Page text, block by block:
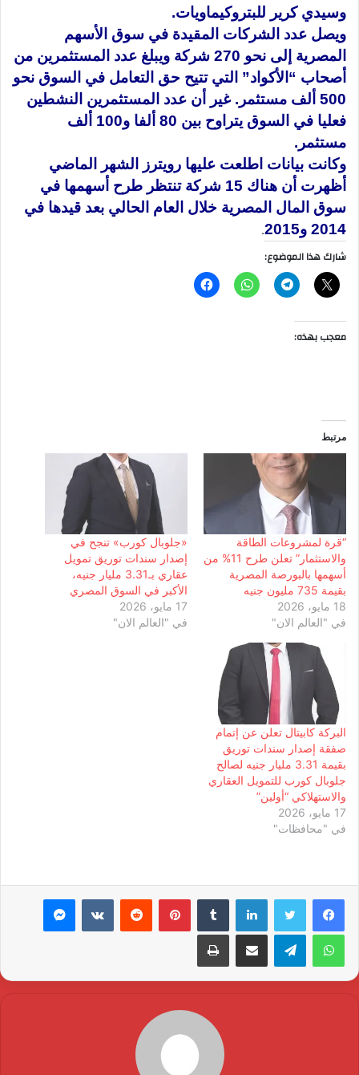
وسيدي كرير للبتروكيماويات.
ويصل عدد الشركات المقيدة في سوق الأسهم
المصرية إلى نحو 270 شركة ويبلغ عدد المستثمرين من
أصحاب “الأكواد” التي تتيح حق التعامل في السوق نحو
500 ألف مستثمر. غير أن عدد المستثمرين النشطين
فعليا في السوق يتراوح بين 80 ألفا و100 ألف
مستثمر.
وكانت بيانات اطلعت عليها رويترز الشهر الماضي
أظهرت أن هناك 15 شركة تنتظر طرح أسهمها في
سوق المال المصرية خلال العام الحالي بعد قيدها في
2014 و2015
.
شارك هذا الموضوع:
معجب بهذه:
مرتبط
“قرة لمشروعات الطاقة
والاستثمار” تعلن طرح 11% من
أسهمها بالبورصة المصرية
بقيمة 735 مليون جنيه
18 مايو، 2026
في "العالم الان"
«جلوبال كورب» تنجح في
إصدار سندات توريق تمويل
عقاري بـ3.31 مليار جنيه،
الأكبر في السوق المصري
17 مايو، 2026
في "العالم الان"
البركة كابيتال تعلن عن إتمام
صفقة إصدار سندات توريق
بقيمة 3.31 مليار جنيه لصالح
جلوبال كورب للتمويل العقاري
والاستهلاكي “أولين”
17 مايو، 2026
في "محافظات"
لينكدإن بينتيريست ماسنجر
واتساب تيلقرام مشاركة عبر البريد طباعة